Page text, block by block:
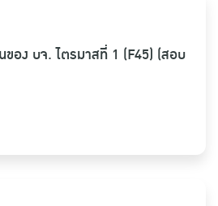
อง บจ. ไตรมาสที่ 1 (F45) (สอบ